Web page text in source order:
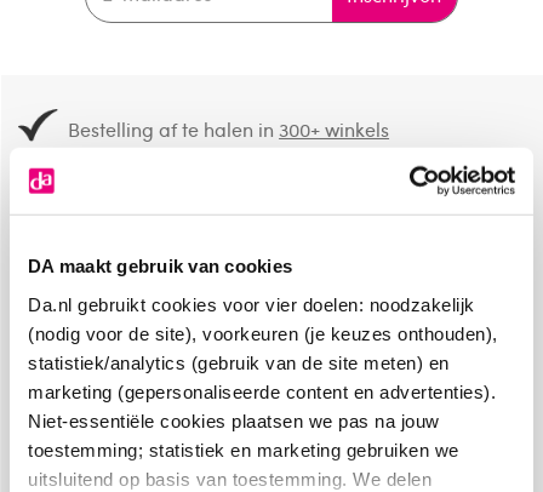
DA maakt gebruik van cookies
Da.nl gebruikt cookies voor vier doelen: noodzakelijk
(nodig voor de site), voorkeuren (je keuzes onthouden),
statistiek/analytics (gebruik van de site meten) en
marketing (gepersonaliseerde content en advertenties).
Niet-essentiële cookies plaatsen we pas na jouw
toestemming; statistiek en marketing gebruiken we
uitsluitend op basis van toestemming. We delen
Bestelling af te halen in300+ winkels
8.6 uit4.106 reviews
Over DA
Klantenservice
Assortiment